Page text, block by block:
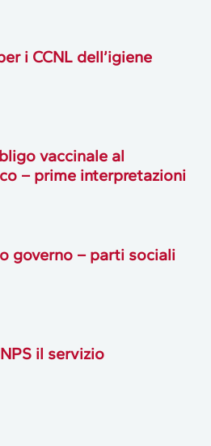
i CCNL dell’igiene
vaccinale al
– prime interpretazioni
governo – parti sociali
il servizio